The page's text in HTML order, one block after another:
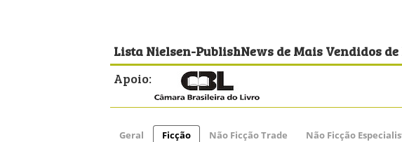
Lista Nielsen-PublishNews de Mais Vendidos
Apoio:
Geral Ficção Não Ficção Trade Não Ficção